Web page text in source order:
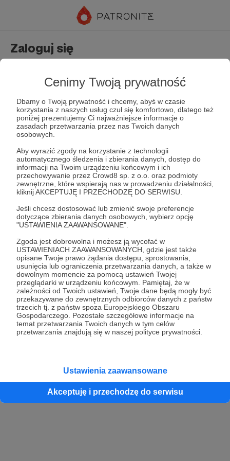
Cenimy Twoją prywatność
Dbamy o Twoją prywatność i chcemy, abyś w czasie
korzystania z naszych usług czuł się komfortowo, dlatego też
poniżej prezentujemy Ci najważniejsze informacje o
zasadach przetwarzania przez nas Twoich danych
osobowych.
Aby wyrazić zgody na korzystanie z technologii
automatycznego śledzenia i zbierania danych, dostęp do
informacji na Twoim urządzeniu końcowym i ich
przechowywanie przez Crowd8 sp. z o.o. oraz podmioty
zewnętrzne, które wspierają nas w prowadzeniu działalności,
kliknij AKCEPTUJĘ I PRZECHODZĘ DO SERWISU.
Jeśli chcesz dostosować lub zmienić swoje preferencje
dotyczące zbierania danych osobowych, wybierz opcję
"USTAWIENIA ZAAWANSOWANE".
Zgoda jest dobrowolna i możesz ją wycofać w
USTAWIENIACH ZAAWANSOWANYCH, gdzie jest także
opisane Twoje prawo żądania dostępu, sprostowania,
usunięcia lub ograniczenia przetwarzania danych, a także w
dowolnym momencie za pomocą ustawień Twojej
przeglądarki w urządzeniu końcowym. Pamiętaj, że w
zależności od Twoich ustawień, Twoje dane będą mogły być
przekazywane do zewnętrznych odbiorców danych z państw
trzecich tj. z państw spoza Europejskiego Obszaru
Gospodarczego. Pozostałe szczegółowe informacje na
temat przetwarzania Twoich danych w tym celów
przetwarzania znajdują się w naszej polityce prywatności.
Ustawienia zaawansowane
Akceptuję i przechodzę do serwisu
Zaloguj się
Zapamiętaj mnie Zapomniałeś hasła?
Zaloguj
lub
Kontynuuj z Google
Kontynuuj z Facebook
Kontynuuj z Apple
konta przez osobę niepełnoletnią” dostępny w regulaminie Patronite.pl